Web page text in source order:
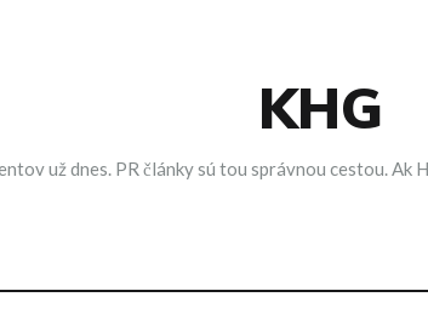
KHG
už dnes. PR články sú tou správnou cestou.